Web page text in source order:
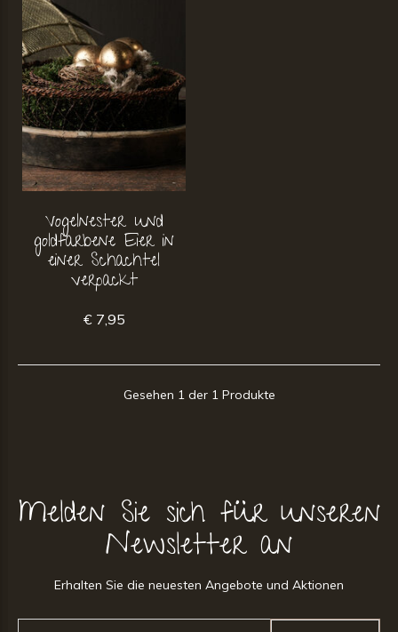
Vogelnester und
goldfarbene Eier in
einer Schachtel
verpackt
€ 7,95
Gesehen 1 der 1 Produkte
Melden Sie sich für unseren
Newsletter an
Erhalten Sie die neuesten Angebote und Aktionen